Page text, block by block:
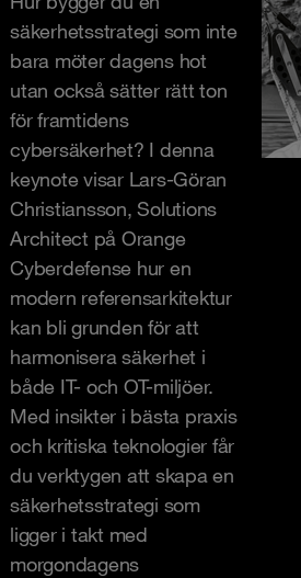
säkerhetsstrategi som inte
bara möter dagens hot
utan också sätter rätt ton
för framtidens
cybersäkerhet? I denna
keynote visar Lars-Göran
Christiansson, Solutions
Architect på Orange
Cyberdefense hur en
modern referensarkitektur
kan bli grunden för att
harmonisera säkerhet i
både IT- och OT-miljöer.
Med insikter i bästa praxis
och kritiska teknologier får
du verktygen att skapa en
säkerhetsstrategi som
ligger i takt med
morgondagens